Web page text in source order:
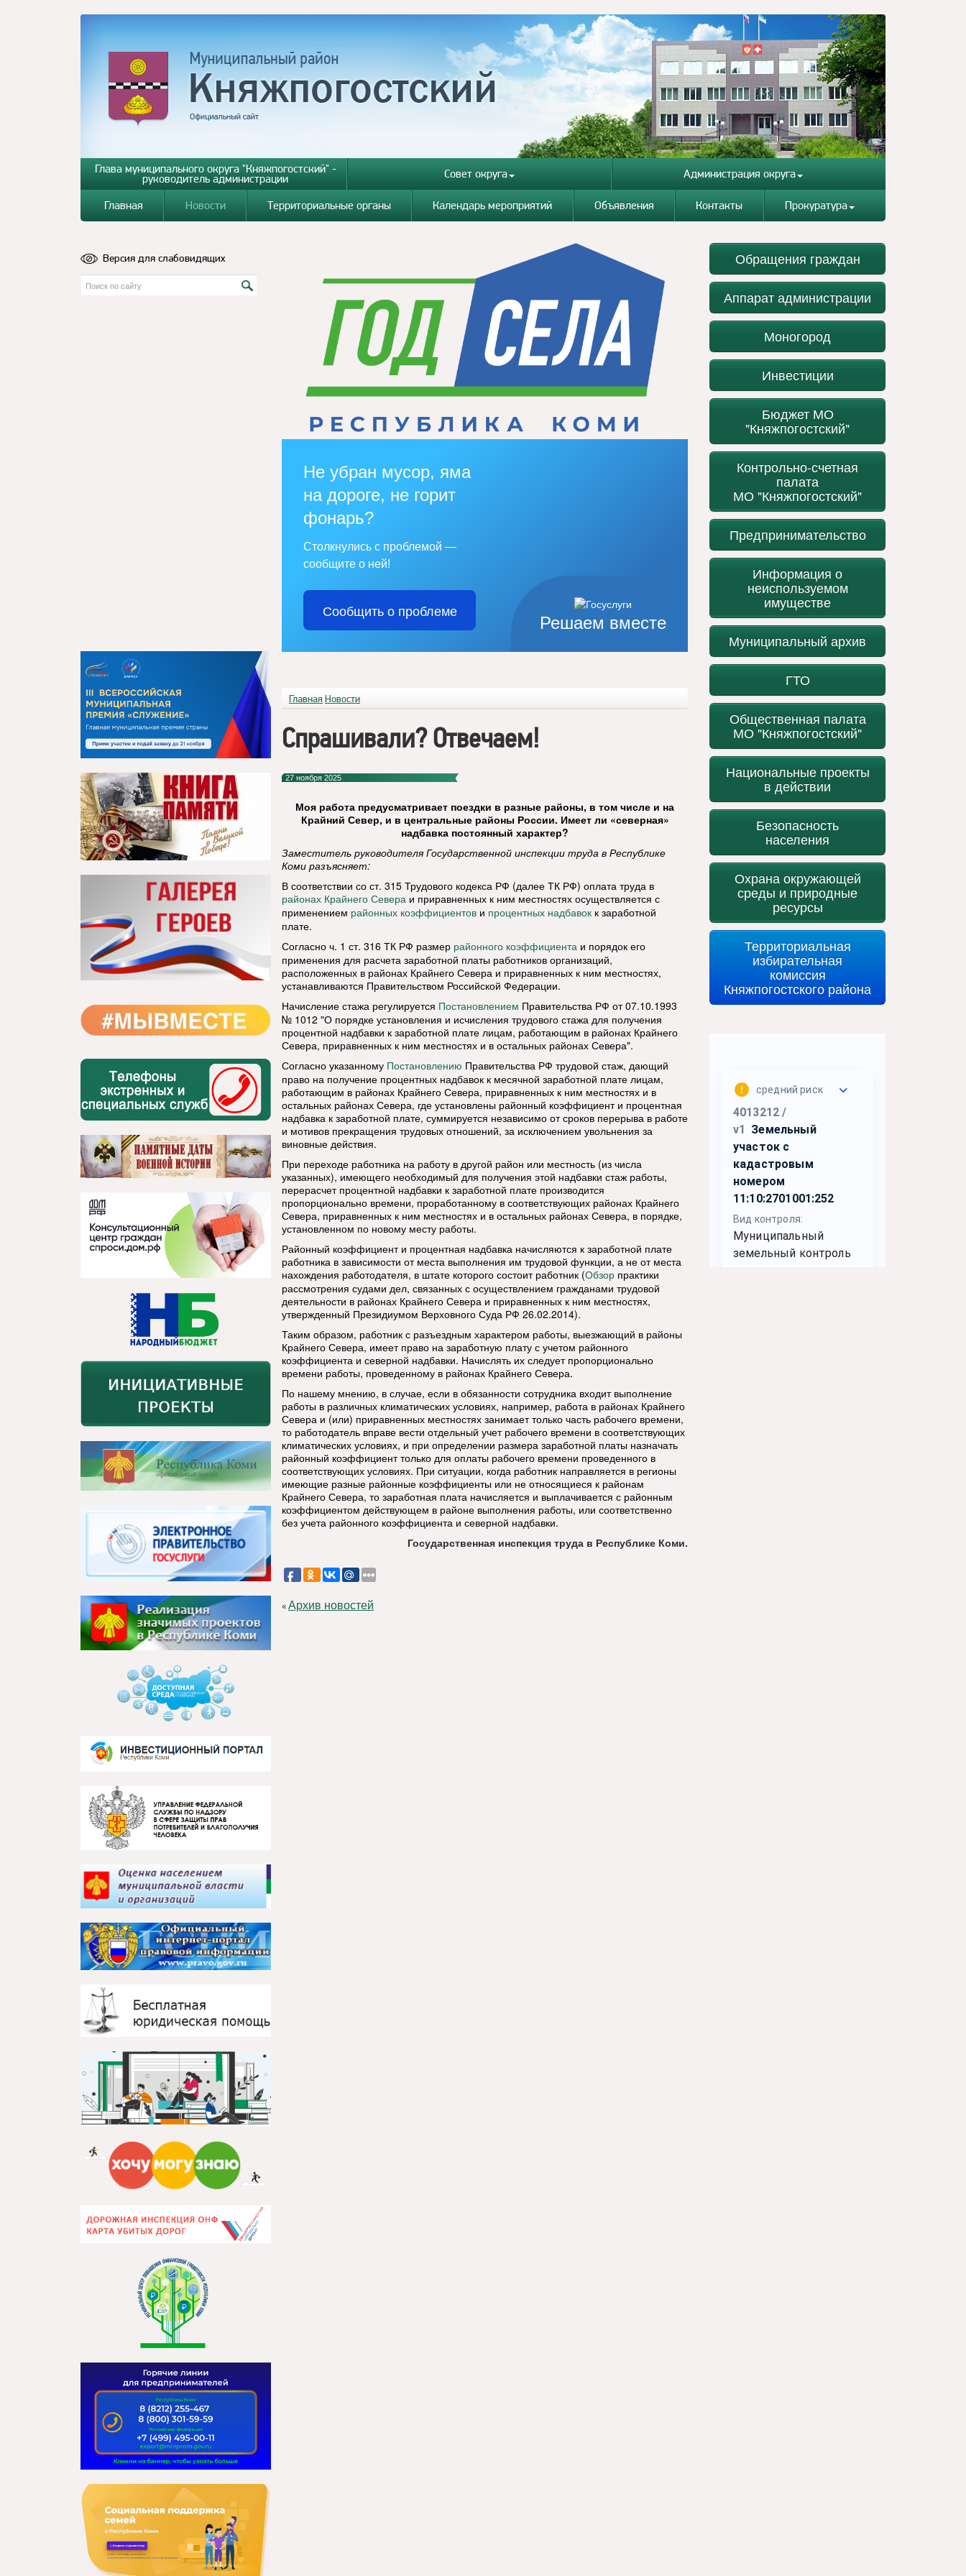
Глава муниципального округа "Княжпогостский" -
руководитель администрации Совет округа Администрация округа
Главная Новости Территориальные органы Календарь мероприятий Объявления Контакты Прокуратура
Версия для слабовидящих
Решаем вместе
Не убран мусор, яма
на дороге, не горит
фонарь?
Столкнулись с проблемой —
сообщите о ней!
Сообщить о проблеме
Главная Новости
Спрашивали? Отвечаем!
27 ноября 2025
Моя работа предусматривает поездки в разные районы, в том числе и на
Крайний Север, и в центральные районы России. Имеет ли «северная»
надбавка постоянный характер?
Заместитель руководителя Государственной инспекции труда в Республике
Коми разъясняет:
В соответствии со ст. 315 Трудового кодекса РФ (далее ТК РФ) оплата труда в
районах Крайнего Севера и приравненных к ним местностях осуществляется с
применением районных коэффициентов и процентных надбавок к заработной
плате.
Согласно ч. 1 ст. 316 ТК РФ размер районного коэффициента и порядок его
применения для расчета заработной платы работников организаций,
расположенных в районах Крайнего Севера и приравненных к ним местностях,
устанавливаются Правительством Российской Федерации.
Начисление стажа регулируется Постановлением Правительства РФ от 07.10.1993
№ 1012 "О порядке установления и исчисления трудового стажа для получения
процентной надбавки к заработной плате лицам, работающим в районах Крайнего
Севера, приравненных к ним местностях и в остальных районах Севера".
Согласно указанному Постановлению Правительства РФ трудовой стаж, дающий
право на получение процентных надбавок к месячной заработной плате лицам,
работающим в районах Крайнего Севера, приравненных к ним местностях и в
остальных районах Севера, где установлены районный коэффициент и процентная
надбавка к заработной плате, суммируется независимо от сроков перерыва в работе
и мотивов прекращения трудовых отношений, за исключением увольнения за
виновные действия.
При переходе работника на работу в другой район или местность (из числа
указанных), имеющего необходимый для получения этой надбавки стаж работы,
перерасчет процентной надбавки к заработной плате производится
пропорционально времени, проработанному в соответствующих районах Крайнего
Севера, приравненных к ним местностях и в остальных районах Севера, в порядке,
установленном по новому месту работы.
Районный коэффициент и процентная надбавка начисляются к заработной плате
работника в зависимости от места выполнения им трудовой функции, а не от места
нахождения работодателя, в штате которого состоит работник (Обзор практики
рассмотрения судами дел, связанных с осуществлением гражданами трудовой
деятельности в районах Крайнего Севера и приравненных к ним местностях,
утвержденный Президиумом Верховного Суда РФ 26.02.2014).
Таким образом, работник с разъездным характером работы, выезжающий в районы
Крайнего Севера, имеет право на заработную плату с учетом районного
коэффициента и северной надбавки. Начислять их следует пропорционально
времени работы, проведенному в районах Крайнего Севера.
По нашему мнению, в случае, если в обязанности сотрудника входит выполнение
работы в различных климатических условиях, например, работа в районах Крайнего
Севера и (или) приравненных местностях занимает только часть рабочего времени,
то работодатель вправе вести отдельный учет рабочего времени в соответствующих
климатических условиях, и при определении размера заработной платы назначать
районный коэффициент только для оплаты рабочего времени проведенного в
соответствующих условиях. При ситуации, когда работник направляется в регионы
имеющие разные районные коэффициенты или не относящиеся к районам
Крайнего Севера, то заработная плата начисляется и выплачивается с районным
коэффициентом действующем в районе выполнения работы, или соответственно
без учета районного коэффициента и северной надбавки.
Государственная инспекция труда в Республике Коми.
«Архив новостей
Обращения граждан
Аппарат администрации
Моногород
Инвестиции
Бюджет МО
"Княжпогостский"
Контрольно-счетная
палата
МО "Княжпогостский"
Предпринимательство
Информация о
неиспользуемом
имуществе
Муниципальный архив
ГТО
Общественная палата
МО "Княжпогостский"
Национальные проекты
в действии
Безопасность
населения
Охрана окружающей
среды и природные
ресурсы
Территориальная
избирательная
комиссия
Княжпогостского района